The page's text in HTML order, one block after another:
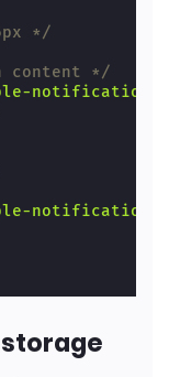
*/
content */
notification
notification